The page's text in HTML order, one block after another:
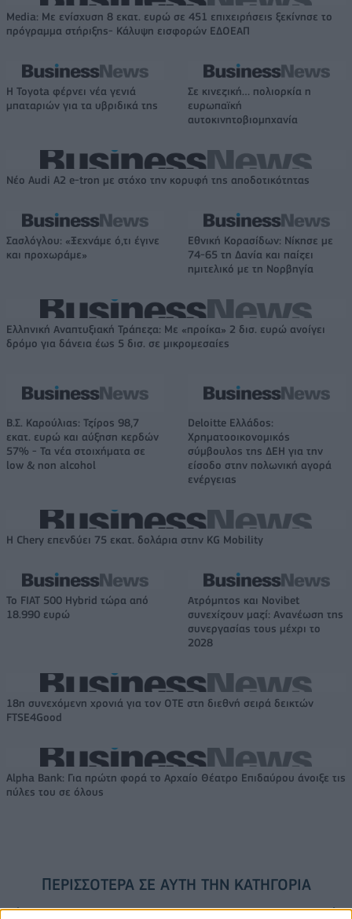
Media: Με ενίσχυση 8 εκατ. ευρώ σε 451 επιχειρήσεις ξεκίνησε το
πρόγραμμα στήριξης- Κάλυψη εισφορών ΕΔΟΕΑΠ
Η Toyota φέρνει νέα γενιά
μπαταριών για τα υβριδικά της
Σε κινεζική… πολιορκία η
ευρωπαϊκή
αυτοκινητοβιομηχανία
Νέο Audi A2 e-tron με στόχο την κορυφή της αποδοτικότητας
Σασλόγλου: «Ξεχνάμε ό,τι έγινε
και προχωράμε»
Εθνική Κορασίδων: Νίκησε με
74-65 τη Δανία και παίζει
ημιτελικό με τη Νορβηγία
Ελληνική Αναπτυξιακή Τράπεζα: Με «προίκα» 2 δισ. ευρώ ανοίγει
δρόμο για δάνεια έως 5 δισ. σε μικρομεσαίες
Β.Σ. Καρούλιας: Τζίρος 98,7
εκατ. ευρώ και αύξηση κερδών
57% - Τα νέα στοιχήματα σε
low & non alcohol
Deloitte Ελλάδος:
Χρηματοοικονομικός
σύμβουλος της ΔΕΗ για την
είσοδο στην πολωνική αγορά
ενέργειας
Η Chery επενδύει 75 εκατ. δολάρια στην KG Mobility
Το FIAT 500 Hybrid τώρα από
18.990 ευρώ
Ατρόμητος και Novibet
συνεχίζουν μαζί: Ανανέωση της
συνεργασίας τους μέχρι το
2028
18η συνεχόμενη χρονιά για τον ΟΤΕ στη διεθνή σειρά δεικτών
FTSE4Good
Alpha Bank: Για πρώτη φορά το Αρχαίο Θέατρο Επιδαύρου άνοιξε τις
πύλες του σε όλους
ΠΕΡΙΣΣΌΤΕΡΑ ΣΕ ΑΥΤΉ ΤΗΝ ΚΑΤΗΓΟΡΊΑ